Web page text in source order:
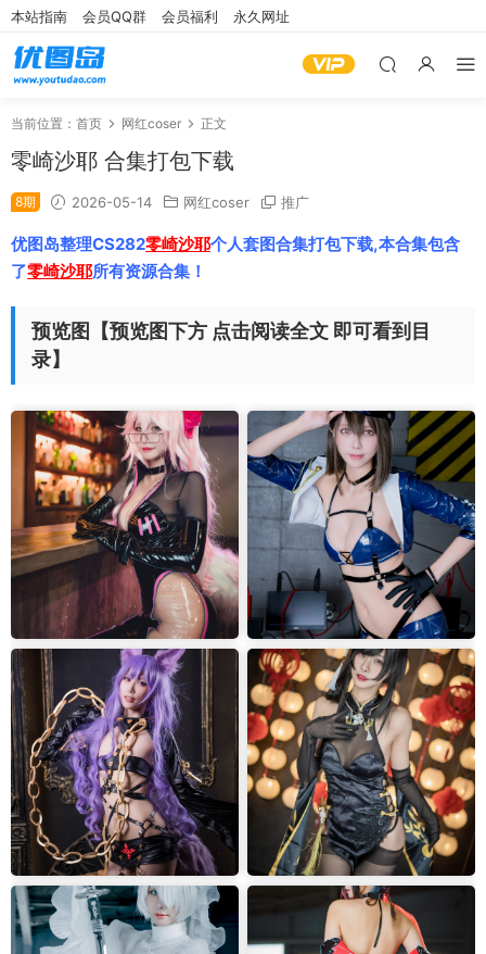
本站指南 会员QQ群 会员福利 永久网址
当前位置： 首页 网红coser 正文
零崎沙耶 合集打包下载
8期 2026-05-14 网红coser 推广
优图岛整理CS282零崎沙耶个人套图合集打包下载,本合集包含
了零崎沙耶所有资源合集！
预览图【预览图下方 点击阅读全文 即可看到目
录】